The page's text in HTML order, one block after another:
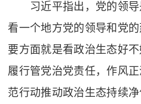
习近平指出，党的领
看一个地方党的领导和党
要方面就是看政治生态好
履行管党治党责任，作风
范行动推动政治生态持续